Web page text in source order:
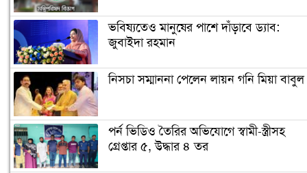
ভবিষ্যতেও মানুষের পাশে দাঁড়াবে ড্যাব:
জুবাইদা রহমান
নিসচা সম্মাননা পেলেন লায়ন গনি মিয়া বাবুল
পর্ন ভিডিও তৈরির অভিযোগে স্বামী-স্ত্রীসহ
গ্রেপ্তার ৫, উদ্ধার ৪ তর